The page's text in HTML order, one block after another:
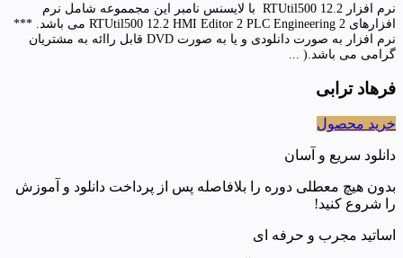
نرم افزار RTUtil500 12.2 با لایسنس نامبر این مجمموعه شامل نرم
افزارهای RTUtil500 12.2 HMI Editor 2 PLC Engineering 2 می باشد. ***
نرم افزار به صورت دانلودی و یا به صورت DVD قابل راائه به مشتریان
گرامی می باشد.( ...
فرهاد ترابی
خرید محصول
دانلود سریع و آسان
بدون هیچ معطلی دوره را بلافاصله پس از پرداخت دانلود و آموزش
را شروع کنید!
اساتید مجرب و حرفه ای